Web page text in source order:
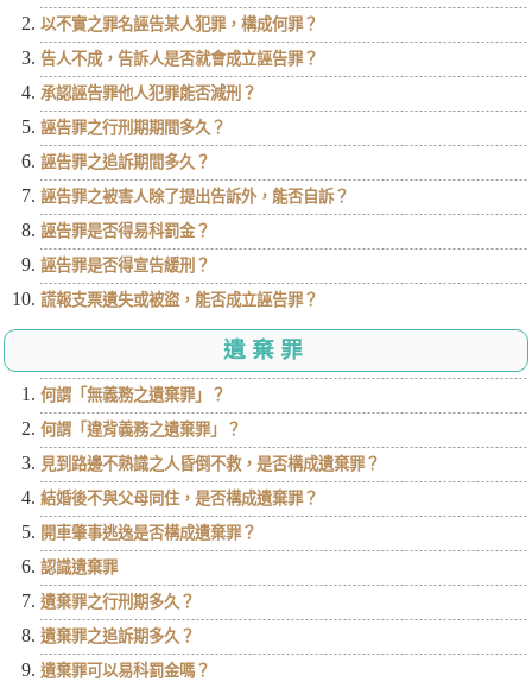
以不實之罪名誣告某人犯罪，構成何罪？
告人不成，告訴人是否就會成立誣告罪？
承認誣告罪他人犯罪能否減刑？
誣告罪之行刑期期間多久？
誣告罪之追訴期間多久？
誣告罪之被害人除了提出告訴外，能否自訴？
誣告罪是否得易科罰金？
誣告罪是否得宣告緩刑？
謊報支票遺失或被盜，能否成立誣告罪？
遺棄罪
何謂「無義務之遺棄罪」？
何謂「違背義務之遺棄罪」？
見到路邊不熟識之人昏倒不救，是否構成遺棄罪？
結婚後不與父母同住，是否構成遺棄罪？
開車肇事逃逸是否構成遺棄罪？
認識遺棄罪
遺棄罪之行刑期多久？
遺棄罪之追訴期多久？
遺棄罪可以易科罰金嗎？